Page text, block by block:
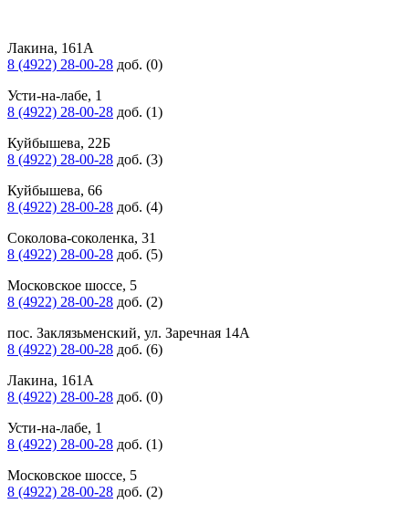
Лакина, 161А
8 (4922) 28-00-28 доб. (0)
Усти-на-лабе, 1
8 (4922) 28-00-28 доб. (1)
Куйбышева, 22Б
8 (4922) 28-00-28 доб. (3)
Куйбышева, 66
8 (4922) 28-00-28 доб. (4)
Соколова-соколенка, 31
8 (4922) 28-00-28 доб. (5)
Московское шоссе, 5
8 (4922) 28-00-28 доб. (2)
пос. Заклязьменский, ул. Заречная 14А
8 (4922) 28-00-28 доб. (6)
Лакина, 161А
8 (4922) 28-00-28 доб. (0)
Усти-на-лабе, 1
8 (4922) 28-00-28 доб. (1)
Московское шоссе, 5
8 (4922) 28-00-28 доб. (2)